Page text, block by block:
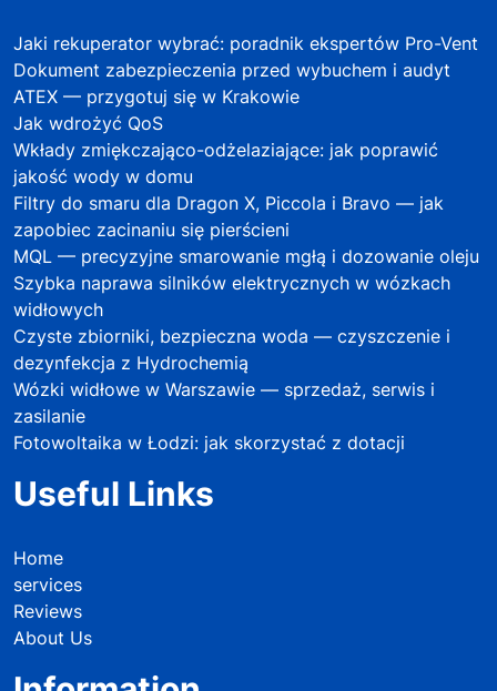
Jaki rekuperator wybrać: poradnik ekspertów Pro-Vent
Dokument zabezpieczenia przed wybuchem i audyt
ATEX — przygotuj się w Krakowie
Jak wdrożyć QoS
Wkłady zmiękczająco-odżelaziające: jak poprawić
jakość wody w domu
Filtry do smaru dla Dragon X, Piccola i Bravo — jak
zapobiec zacinaniu się pierścieni
MQL — precyzyjne smarowanie mgłą i dozowanie oleju
Szybka naprawa silników elektrycznych w wózkach
widłowych
Czyste zbiorniki, bezpieczna woda — czyszczenie i
dezynfekcja z Hydrochemią
Wózki widłowe w Warszawie — sprzedaż, serwis i
zasilanie
Fotowoltaika w Łodzi: jak skorzystać z dotacji
Useful Links
Home
services
Reviews
About Us